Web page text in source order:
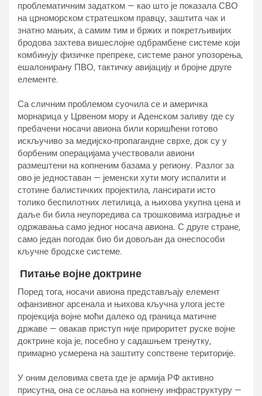
проблематичним задатком — као што је показала СВО
на црноморском стратешком правцу, заштита чак и
знатно мањих, а самим тим и бржих и покретљивијих
бродова захтева вишеслојне одбрамбене системе који
комбинују физичке препреке, системе раног упозорења,
ешалонирану ПВО, тактичку авијацију и бројне друге
елементе.
Са сличним проблемом суочила се и америчка
морнарица у Црвеном мору и Аденском заливу где су
пребачени носачи авиона били коришћени готово
искључиво за медијско-пропагандне сврхе, док су у
борбеним операцијама учествовали авиони
размештени на копненим базама у региону. Разлог за
ово је једноставан — јеменски хути могу испалити и
стотине балистичких пројектила, лансирати исто
толико беспилотних летилица, а њихова укупна цена и
даље би била неупоредива са трошковима изградње и
одржавања само једног носача авиона. С друге стране,
само један погодак био би довољан да онеспособи
кључне бродске системе.
Питање војне доктрине
Поред тога, носачи авиона представљају елемент
офанзивног арсенала и њихова кључна улога јесте
пројекција војне моћи далеко од граница матичне
државе — овакав приступ није прироритет руске војне
доктрине која је, посебно у садашњем тренутку,
примарно усмерена на заштиту сопствене територије.
У оним деловима света где је армија РФ активно
присутна, она се ослања на копнену инфраструктуру —